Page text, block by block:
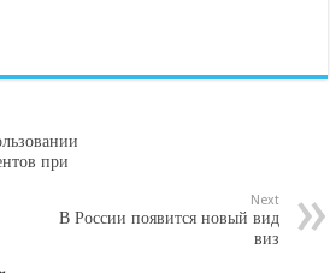
при
Next
В России появится новый вид
виз